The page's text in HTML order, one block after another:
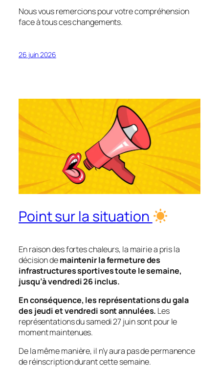
Nous vous remercions pour votre compréhension
face à tous ces changements.
26 juin 2026
Point sur la situation
En raison des fortes chaleurs, la mairie a pris la
décision demaintenir la fermeture des
infrastructures sportives toute le semaine,
jusqu’à vendredi 26 inclus.
En conséquence, les représentations du gala
des jeudi et vendredi sont annulées. Les
représentations du samedi 27 juin sont pour le
moment maintenues.
De la même manière, il n’y aura pas de permanence
de réinscription durant cette semaine.